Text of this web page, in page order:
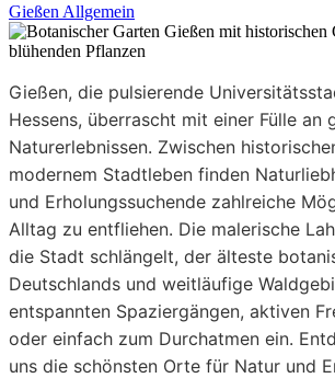
Gießen Allgemein
Gießen, die pulsierende
Hessens, überrascht mit einer Fülle an
Naturerlebnissen. Zwischen
modernem Stadtleben finden
und Erholungssuchende zahlreiche
Alltag zu entfliehen. Die malerische
die Stadt schlängelt, der älteste
Deutschlands und weitläufige
entspannten Spaziergängen, aktiven
oder einfach zum Durchatmen ein.
uns die schönsten Orte für Natur und